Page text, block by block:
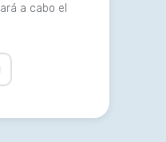
a cabo el